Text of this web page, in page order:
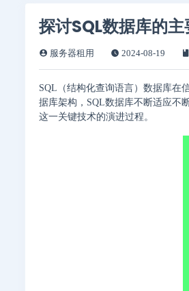
探讨SQL数据库的
服务器租用 2024-08-19
SQL（结构化查询语言）数据库在
据库架构，SQL数据库不断适应不
这一关键技术的演进过程。